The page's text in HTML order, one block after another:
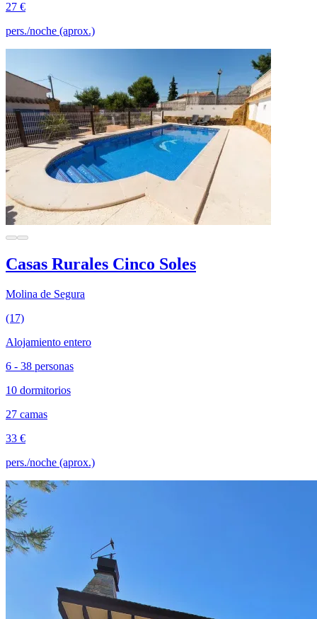
27 €
pers./noche (aprox.)
Casas Rurales Cinco Soles
Molina de Segura
(17)
Alojamiento entero
6 - 38 personas
10 dormitorios
27 camas
33 €
pers./noche (aprox.)